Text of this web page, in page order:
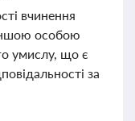
вчинення
особою
умислу, що є
за